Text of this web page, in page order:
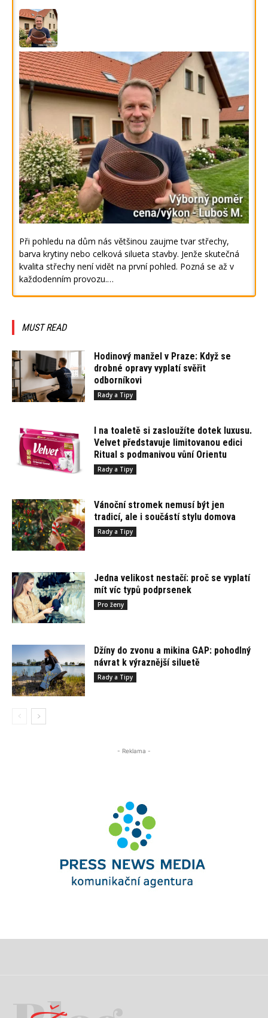
Při pohledu na dům nás většinou zaujme tvar střechy,
barva krytiny nebo celková silueta stavby. Jenže skutečná
kvalita střechy není vidět na první pohled. Pozná se až v
každodenním provozu.…
MUST READ
Hodinový manžel v Praze: Když se
drobné opravy vyplatí svěřit
odborníkovi
Rady a Tipy
I na toaletě si zasloužíte dotek luxusu.
Velvet představuje limitovanou edici
Ritual s podmanivou vůní Orientu
Rady a Tipy
Vánoční stromek nemusí být jen
tradicí, ale i součástí stylu domova
Rady a Tipy
Jedna velikost nestačí: proč se vyplatí
mít víc typů podprsenek
Pro ženy
Džíny do zvonu a mikina GAP: pohodlný
návrat k výraznější siluetě
Rady a Tipy
- Reklama -